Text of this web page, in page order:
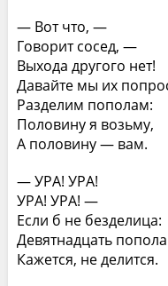
— Вот что, —
Говорит сосед, —
Выхода другого нет!
Давайте мы их
Разделим пополам:
Половину я возьму,
А половину — вам.
— УРА! УРА!
УРА! УРА! —
Если б не безделица:
Девятнадцать
Кажется, не делится.